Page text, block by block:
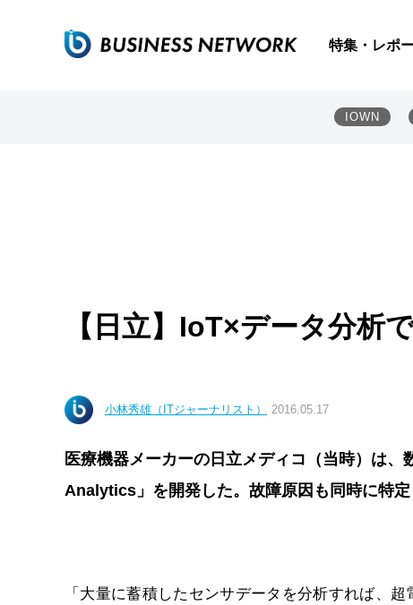
特集・レポ
IOWN
【日立】IoT×データ分析
小林秀雄（ITジャーナリスト） 2016.05.17
医療機器メーカーの日立メディコ（当時）は
Analytics」を開発した。故障原因も同時に特
「大量に蓄積したセンサデータを分析すれば、